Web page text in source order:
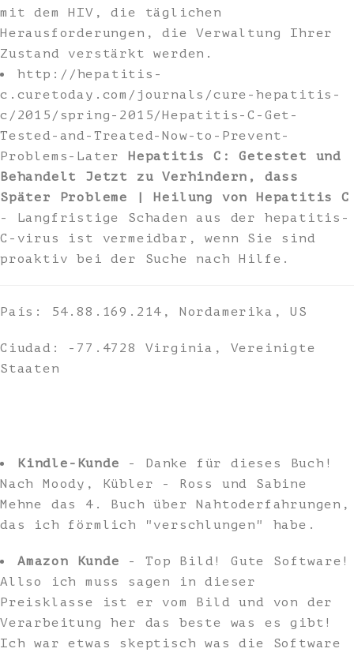
mit dem HIV, die täglichen
Herausforderungen, die Verwaltung Ihrer
Zustand verstärkt werden.
http://hepatitis-
c.curetoday.com/journals/cure-hepatitis-
c/2015/spring-2015/Hepatitis-C-Get-
Tested-and-Treated-Now-to-Prevent-
Problems-Later Hepatitis C: Getestet und
Behandelt Jetzt zu Verhindern, dass
Später Probleme | Heilung von Hepatitis C
- Langfristige Schaden aus der hepatitis-
C-virus ist vermeidbar, wenn Sie sind
proaktiv bei der Suche nach Hilfe.
País: 54.88.169.214, Nordamerika, US
Ciudad: -77.4728 Virginia, Vereinigte
Staaten
Kindle-Kunde - Danke für dieses Buch!
Nach Moody, Kübler - Ross und Sabine
Mehne das 4. Buch über Nahtoderfahrungen,
das ich förmlich "verschlungen" habe.
Amazon Kunde - Top Bild! Gute Software!
Allso ich muss sagen in dieser
Preisklasse ist er vom Bild und von der
Verarbeitung her das beste was es gibt!
Ich war etwas skeptisch was die Software